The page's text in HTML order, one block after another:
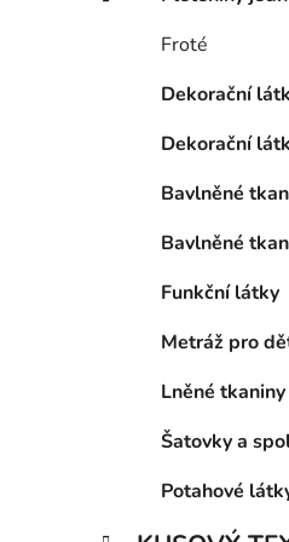
p
Froté
Dekorační
Dekorační
Bavlněné
Bavlněné
Funkční látky
Metráž pro
Lněné tkaniny
Šatovky a
Potahové